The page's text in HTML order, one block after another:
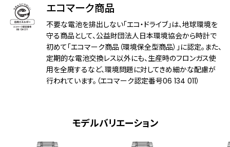
耐磁性能 １種耐磁
充電残量表示機能
充電警告機能
過充電防止機能
パワーセーブ機能
日中欧米電波受信
受信局自動選択機能
定時受信機能
エコマーク商品
不要な電池を排出しない「エコ・ドライブ」は、地球環境を
守る商品として、公益財団法人日本環境協会から時計で
初めて「エコマーク商品（環境保全型商品）」に認定。また、
定期的な電池交換レス以外にも、生産時のフロンガス使
用を全廃するなど、環境問題に対してきめ細かな配慮が
行われています。（エコマーク認定番号06 134 011）
モデルバリエーション